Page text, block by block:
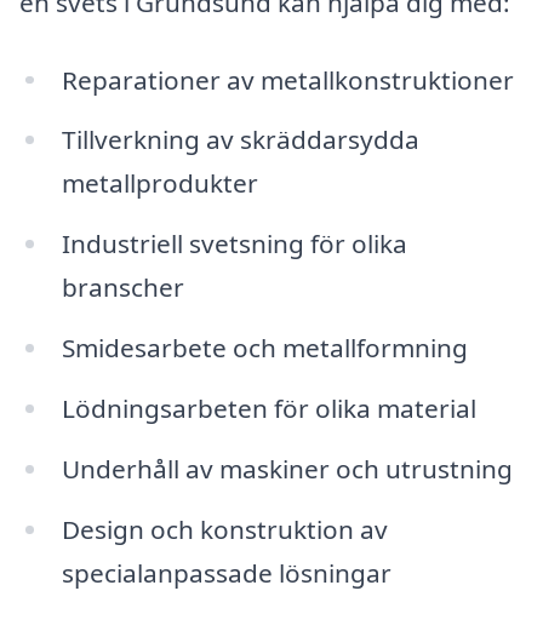
Reparationer av metallkonstruktioner
Tillverkning av skräddarsydda
metallprodukter
Industriell svetsning för olika
branscher
Smidesarbete och metallformning
Lödningsarbeten för olika material
Underhåll av maskiner och utrustning
Design och konstruktion av
specialanpassade lösningar